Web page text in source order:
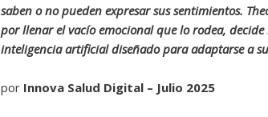
saben o no pueden expresar sus sentimientos.
por llenar el vacío emocional que lo rodea,
inteligencia artificial diseñado para adaptarse a
por Innova Salud Digital – Julio 2025